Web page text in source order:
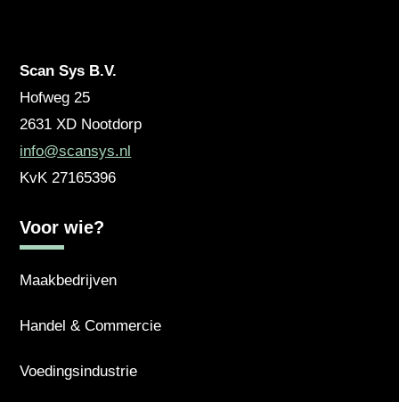
Scan Sys B.V.
Hofweg 25
2631 XD Nootdorp
info@scansys.nl
KvK27165396
Voor wie?
Maakbedrijven
Handel & Commercie
Voedingsindustrie